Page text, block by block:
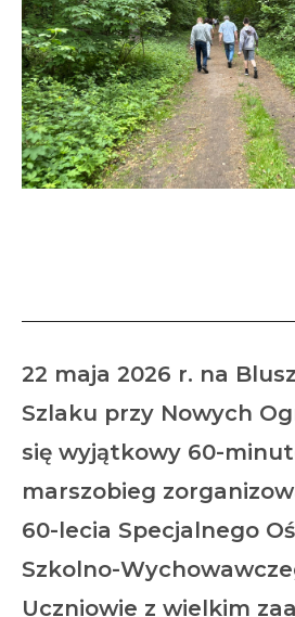
22 maja 2026 r. na
Szlaku przy Nowych
się wyjątkowy 60-
marszobieg
60-lecia Specjalnego
Szkolno-
Uczniowie z wielkim